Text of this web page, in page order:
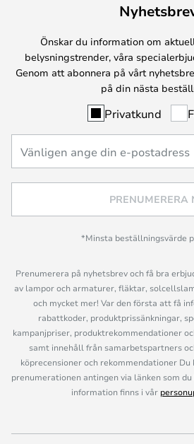
Önskar du information om
belysningstrender, våra
Genom att abonnera på vårt
på din nästa
Privatkund
PRENUMERERA
*Minsta beställningsvärde
Prenumerera på nyhetsbrev och få bra
av lampor och armaturer, fläktar,
och mycket mer! Var den första att få
rabattkoder, produktprissänkningar,
kampanjpriser, produktrekommendationer
samt innehåll från samarbetspartners
köprecensioner och rekommendationer
prenumerationen antingen via länken som
information finns i vår